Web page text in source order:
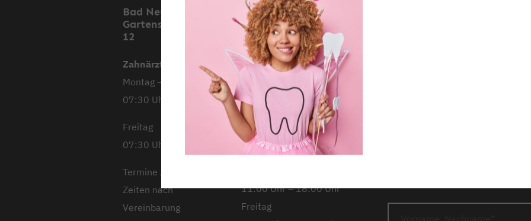
Bad Neustadt,
Gartenstraße 11 &
12
Zahnärztliche Praxis
Montag – Donnerstag
07:30 Uhr – 18:00 Uhr
Freitag
07:30 Uhr – 13:00 Uhr
Termine zu späteren
Zeiten nach
Vereinbarung
Mellrichstadt,
Stockheimer
Straße 12
Montag
08:00 Uhr – 14:00 Uhr
Dienstag
10:00 Uhr – 18:00 Uhr
Mittwoch
08:00 Uhr – 16:00 Uhr
11:00 Uhr – 18:00 Uhr
Freitag